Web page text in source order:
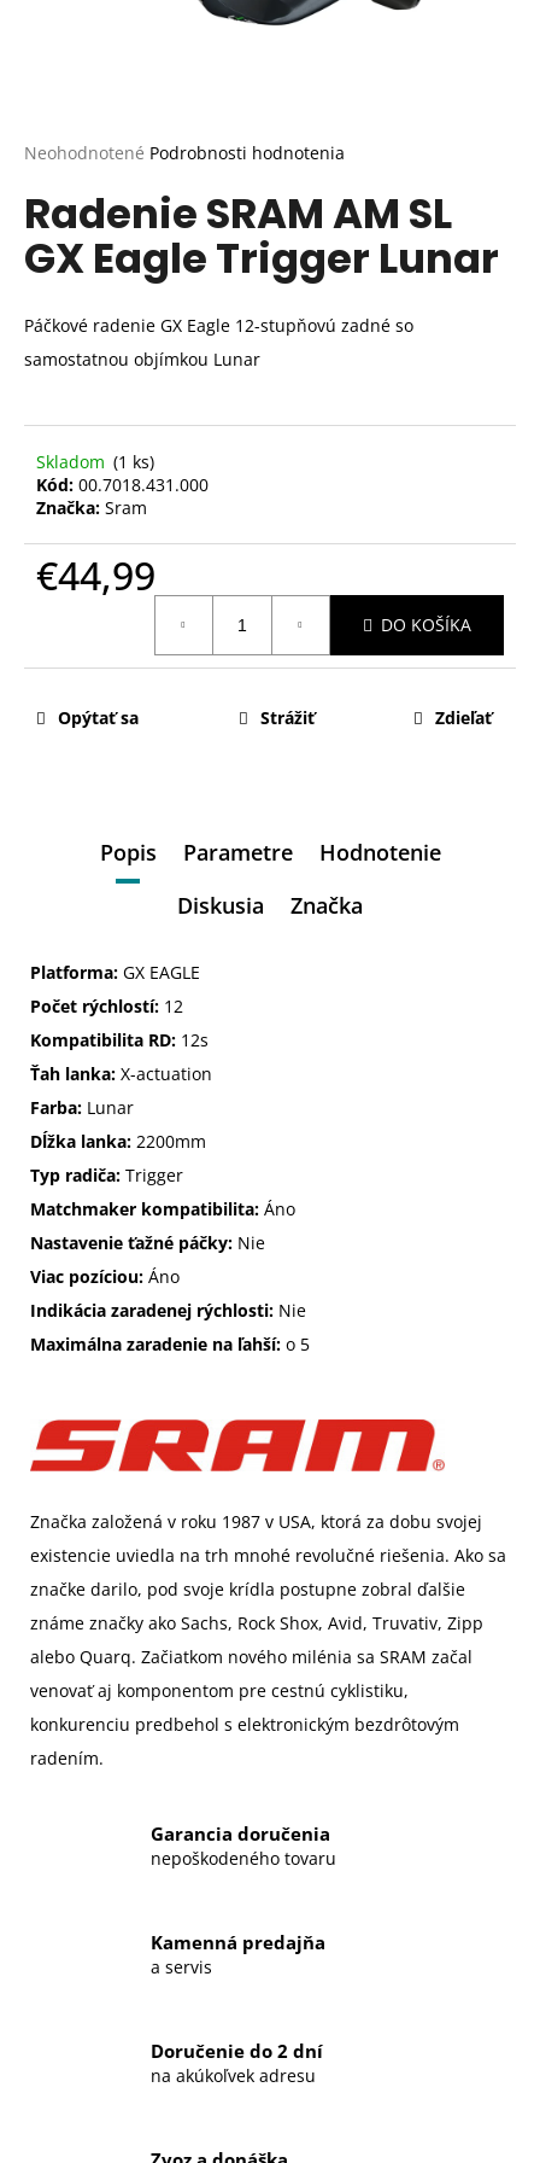
Priemerné
produktu
je
0,0
z
Neohodnotené Podrobnosti hodnotenia
Radenie SRAM AM SL
GX Eagle Trigger Lunar
Páčkové radenie GX Eagle 12-stupňovú zadné so
samostatnou objímkou Lunar
Skladom (1 ks)
Kód: 00.7018.431.000
Značka: Sram
€44,99
DO KOŠÍKA
Opýtať sa Strážiť Zdieľať
Popis Parametre
Hodnotenie
Diskusia
Značka
Platforma: GX EAGLE
Počet rýchlostí: 12
Kompatibilita RD: 12s
Ťah lanka: X-actuation
Farba: Lunar
Dĺžka lanka: 2200mm
Typ radiča: Trigger
Matchmaker kompatibilita: Áno
Nastavenie ťažné páčky: Nie
Viac pozíciou: Áno
Indikácia zaradenej rýchlosti: Nie
Maximálna zaradenie na ľahší: o 5
Značka založená v roku 1987 v USA, ktorá za dobu svojej
existencie uviedla na trh mnohé revolučné riešenia. Ako sa
značke darilo, pod svoje krídla postupne zobral ďalšie
známe značky ako Sachs, Rock Shox, Avid, Truvativ, Zipp
alebo Quarq. Začiatkom nového milénia sa SRAM začal
venovať aj komponentom pre cestnú cyklistiku,
konkurenciu predbehol s elektronickým bezdrôtovým
radením.
Garancia doručenia
nepoškodeného tovaru
Kamenná predajňa
a servis
Doručenie do 2 dní
na akúkoľvek adresu